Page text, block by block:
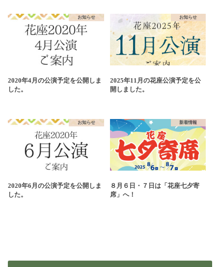
お知らせ
2020年4月の公演予定を公開しま
した。
お知らせ
2025年11月の花座公演予定を公
開しました。
お知らせ
2020年6月の公演予定を公開しま
した。
新着情報
８月６日・７日は「花座七夕寄
席」へ！